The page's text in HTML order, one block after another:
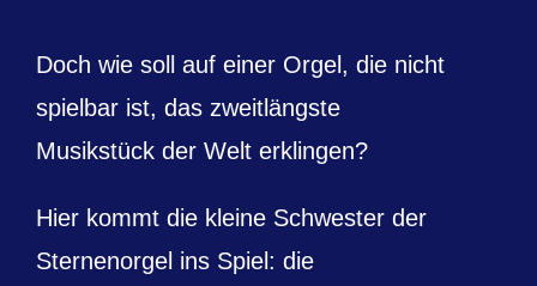
Doch wie soll auf einer Orgel, die nicht
spielbar ist, das zweitlängste
Musikstück der Welt erklingen?
Hier kommt die kleine Schwester der
Sternenorgel ins Spiel: die